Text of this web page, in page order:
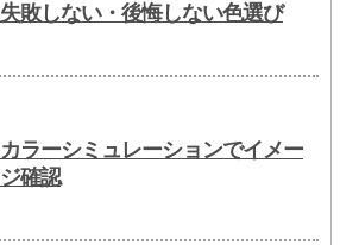
失敗しない・後悔しない色選び
カラーシミュレーションでイメー
ジ確認